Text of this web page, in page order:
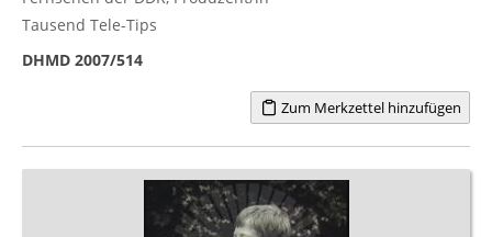
Tausend Tele-Tips
DHMD 2007/514
Zum Merkzettel hinzufügen